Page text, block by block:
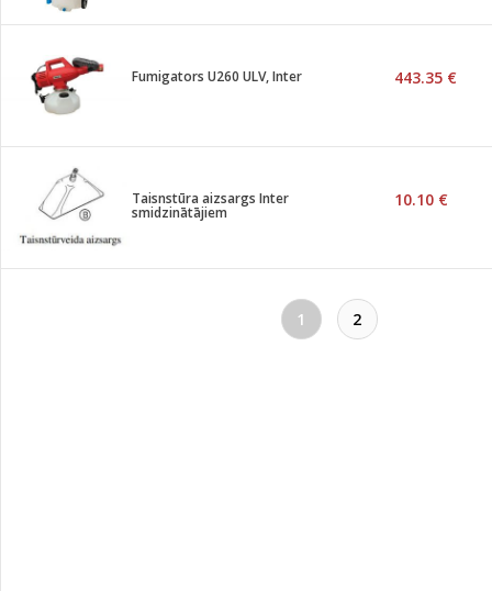
Fumigators U260 ULV, Inter 443.35 €
Taisnstūra aizsargs Inter
smidzinātājiem
10.10 €
1 2